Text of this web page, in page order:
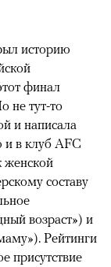
историю
финал
не тут-то
и написала
и в клуб AFC
женской
составу
возраст») и
Рейтинги
присутствие